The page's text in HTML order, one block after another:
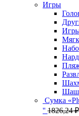
Игры
Сумка
'' 1826,24₽